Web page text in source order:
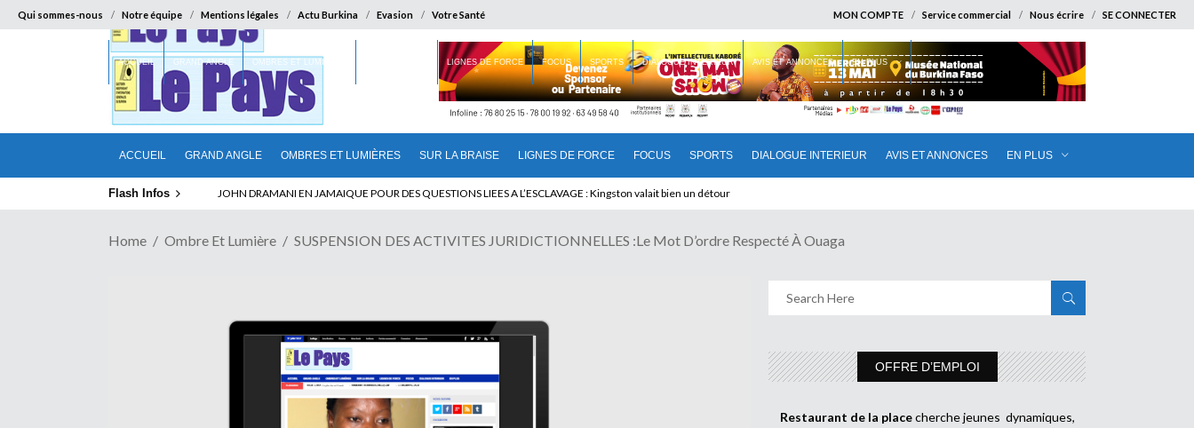
Qui sommes-nous Notre équipe Mentions légales Actu Burkina Evasion Votre Santé MON COMPTE Service commercial Nous écrire SE CONNECTER
ACCUEIL GRAND ANGLE OMBRES ET LUMIÈRES SUR LA BRAISE LIGNES DE FORCE FOCUS SPORTS DIALOGUE INTERIEUR AVIS ET ANNONCES EN PLUS
ACCUEIL GRAND ANGLE OMBRES ET LUMIÈRES LIGNES DE FORCE FOCUS SPORTS DIALOGUE INTERIEUR AVIS ET ANNONCES EN PLUS
Flash Infos JOHN DRAMANI EN JAMAIQUE POUR DES QUESTIONS LIEES A L’ESCLAVAGE : Kingston valait bien un détour
ELECTION DE TALON A LA TETE DU SENAT BENINOIS : Quand Patrice quitte le pouvoir sans partir !
Home Ombre Et Lumière SUSPENSION DES ACTIVITES JURIDICTIONNELLES :Le Mot D’ordre Respecté À Ouaga
OFFRE D’EMPLOI
Restaurant de la placecherche jeunes dynamiques,